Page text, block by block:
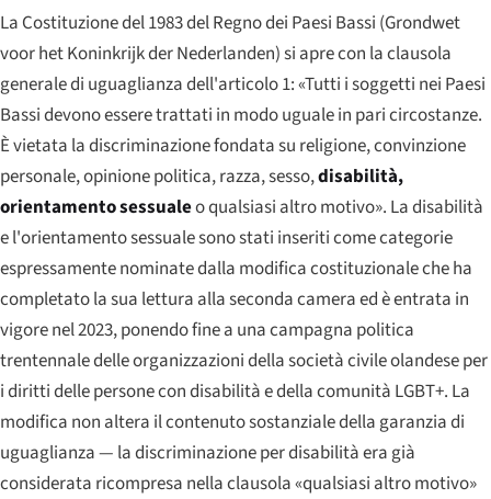
La Costituzione del 1983 del Regno dei Paesi Bassi (Grondwet
voor het Koninkrijk der Nederlanden) si apre con la clausola
generale di uguaglianza dell'articolo 1: «Tutti i soggetti nei Paesi
Bassi devono essere trattati in modo uguale in pari circostanze.
È vietata la discriminazione fondata su religione, convinzione
personale, opinione politica, razza, sesso,disabilità,
orientamento sessualeo qualsiasi altro motivo». La disabilità
e l'orientamento sessuale sono stati inseriti come categorie
espressamente nominate dalla modifica costituzionale che ha
completato la sua lettura alla seconda camera ed è entrata in
vigore nel 2023, ponendo fine a una campagna politica
trentennale delle organizzazioni della società civile olandese per
i diritti delle persone con disabilità e della comunità LGBT+. La
modifica non altera il contenuto sostanziale della garanzia di
uguaglianza — la discriminazione per disabilità era già
considerata ricompresa nella clausola «qualsiasi altro motivo»